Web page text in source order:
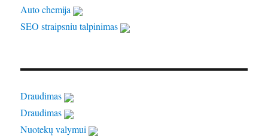
Auto chemija
SEO straipsniu talpinimas
Draudimas
Draudimas
Nuotekų valymui